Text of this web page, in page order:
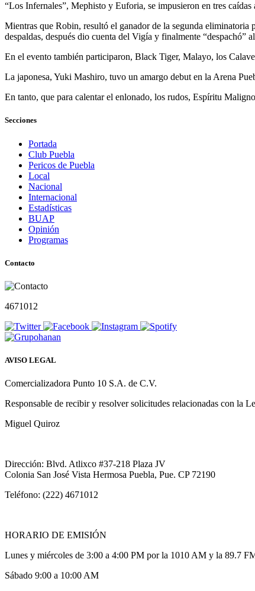
“Los Infernales”, Mephisto y Euforia, se impusieron en tres
Mientras que Robin, resultó el ganador de la segunda
despaldas, después dio cuenta del Vigía y finalmente “despachó”
En el evento también participaron, Black Tiger, Malayo, los
La japonesa, Yuki Mashiro, tuvo un amargo debut en la Arena
En tanto, que para calentar el enlonado, los rudos, Espíritu
Secciones
Portada
Club Puebla
Pericos de Puebla
Local
Nacional
Internacional
Estadísticas
BUAP
Opinión
Programas
Contacto
4671012
AVISO LEGAL
Comercializadora Punto 10 S.A. de C.V.
Responsable de recibir y resolver solicitudes relacionadas con la
Miguel Quiroz
Dirección: Blvd. Atlixco #37-218 Plaza JV
Colonia San José Vista Hermosa Puebla, Pue. CP 72190
Teléfono: (222) 4671012
HORARIO DE EMISIÓN
Lunes y miércoles de 3:00 a 4:00 PM por la 1010 AM y la 89.7
Sábado 9:00 a 10:00 AM